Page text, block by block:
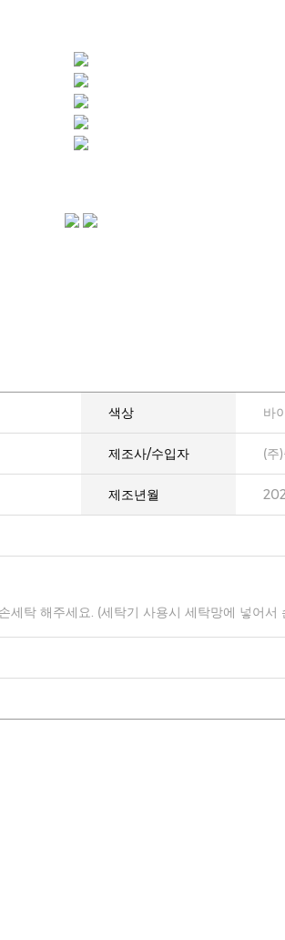
색상 바
제조사/수입자 (주
제조년월
세탁 해주세요. (세탁기 사용시 세탁망에 넣어서